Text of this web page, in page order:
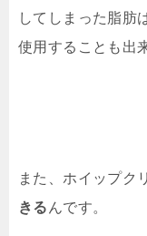
してしまった脂肪
使用することも出
また、ホイップク
きる んです。